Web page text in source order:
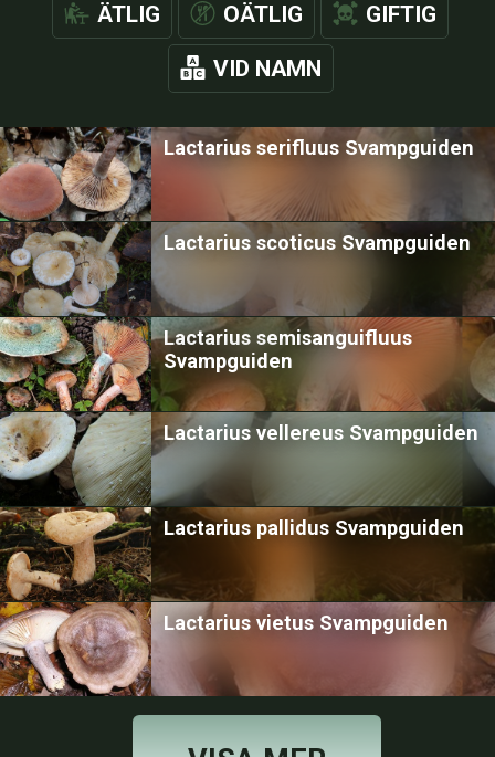
ÄTLIG OÄTLIG GIFTIG
VID NAMN
Lactarius serifluus Svampguiden
Lactarius scoticus Svampguiden
Lactarius semisanguifluus
Svampguiden
Lactarius vellereus Svampguiden
Lactarius pallidus Svampguiden
Lactarius vietus Svampguiden